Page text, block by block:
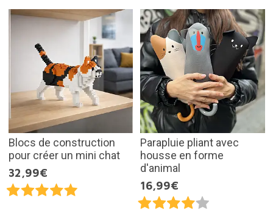
Blocs de construction
pour créer un mini chat
32,99€
Parapluie pliant avec
housse en forme
d'animal
16,99€